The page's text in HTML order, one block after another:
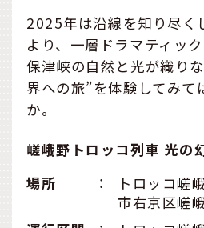
2025年は沿線を知り尽く
より、一層ドラマティック
保津峡の自然と光が織り
界への旅”を体験してみて
か。
嵯峨野トロッコ列車 光の
場所
：
トロッコ嵯
市右京区嵯